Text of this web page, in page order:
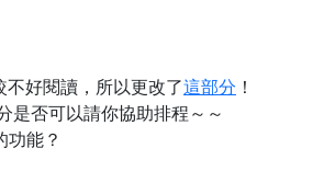
好閱讀，所以更改了這部分 ！
否可以請你協助排程～～
能？